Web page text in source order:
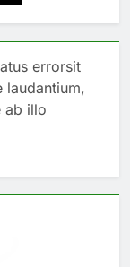
errorsit
laudantium,
ab illo